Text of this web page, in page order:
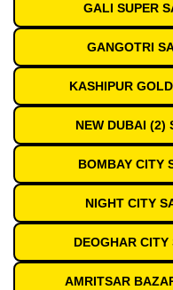
GALI SUPER
GANGOTRI
KASHIPUR
NEW DUBAI (2)
BOMBAY CITY
NIGHT CITY
DEOGHAR
AMRITSAR